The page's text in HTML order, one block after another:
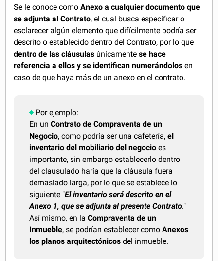
Se le conoce comoAnexo a cualquier documento que
se adjunta al Contrato, el cual busca especificar o
esclarecer algún elemento que difícilmente podría ser
descrito o establecido dentro del Contrato, por lo que
dentro de las cláusulas únicamentese hace
referencia a ellos y se identifican numerándolos en
caso de que haya más de un anexo en el contrato.
Por ejemplo:
En unContrato de Compraventa de un
Negocio, como podría ser una cafetería,el
inventario del mobiliario del negocio es
importante, sin embargo establecerlo dentro
del clausulado haría que la cláusula fuera
demasiado larga, por lo que se establece lo
siguiente "El inventario será descrito en el
Anexo 1, que se adjunta al presente Contrato."
Así mismo, en laCompraventa de un
Inmueble, se podrían establecer comoAnexos
los planos arquitectónicos del inmueble.